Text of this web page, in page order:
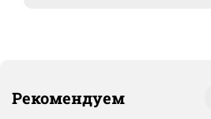
Рекомендуем